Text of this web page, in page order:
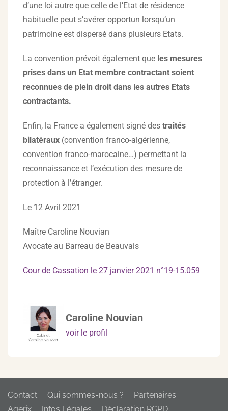
d’une loi autre que celle de l’Etat de résidence
habituelle peut s’avérer opportun lorsqu’un
patrimoine est dispersé dans plusieurs Etats.
La convention prévoit également que les mesures
prises dans un Etat membre contractant soient
reconnues de plein droit dans les autres Etats
contractants.
Enfin, la France a également signé des traités
bilatéraux (convention franco-algérienne,
convention franco-marocaine…) permettant la
reconnaissance et l’exécution des mesure de
protection à l’étranger.
Le 12 Avril 2021
Maître Caroline Nouvian
Avocate au Barreau de Beauvais
Cour de Cassation le 27 janvier 2021 n°19-15.059
Caroline Nouvian
voir le profil
Contact Qui sommes-nous ?
Partenaires